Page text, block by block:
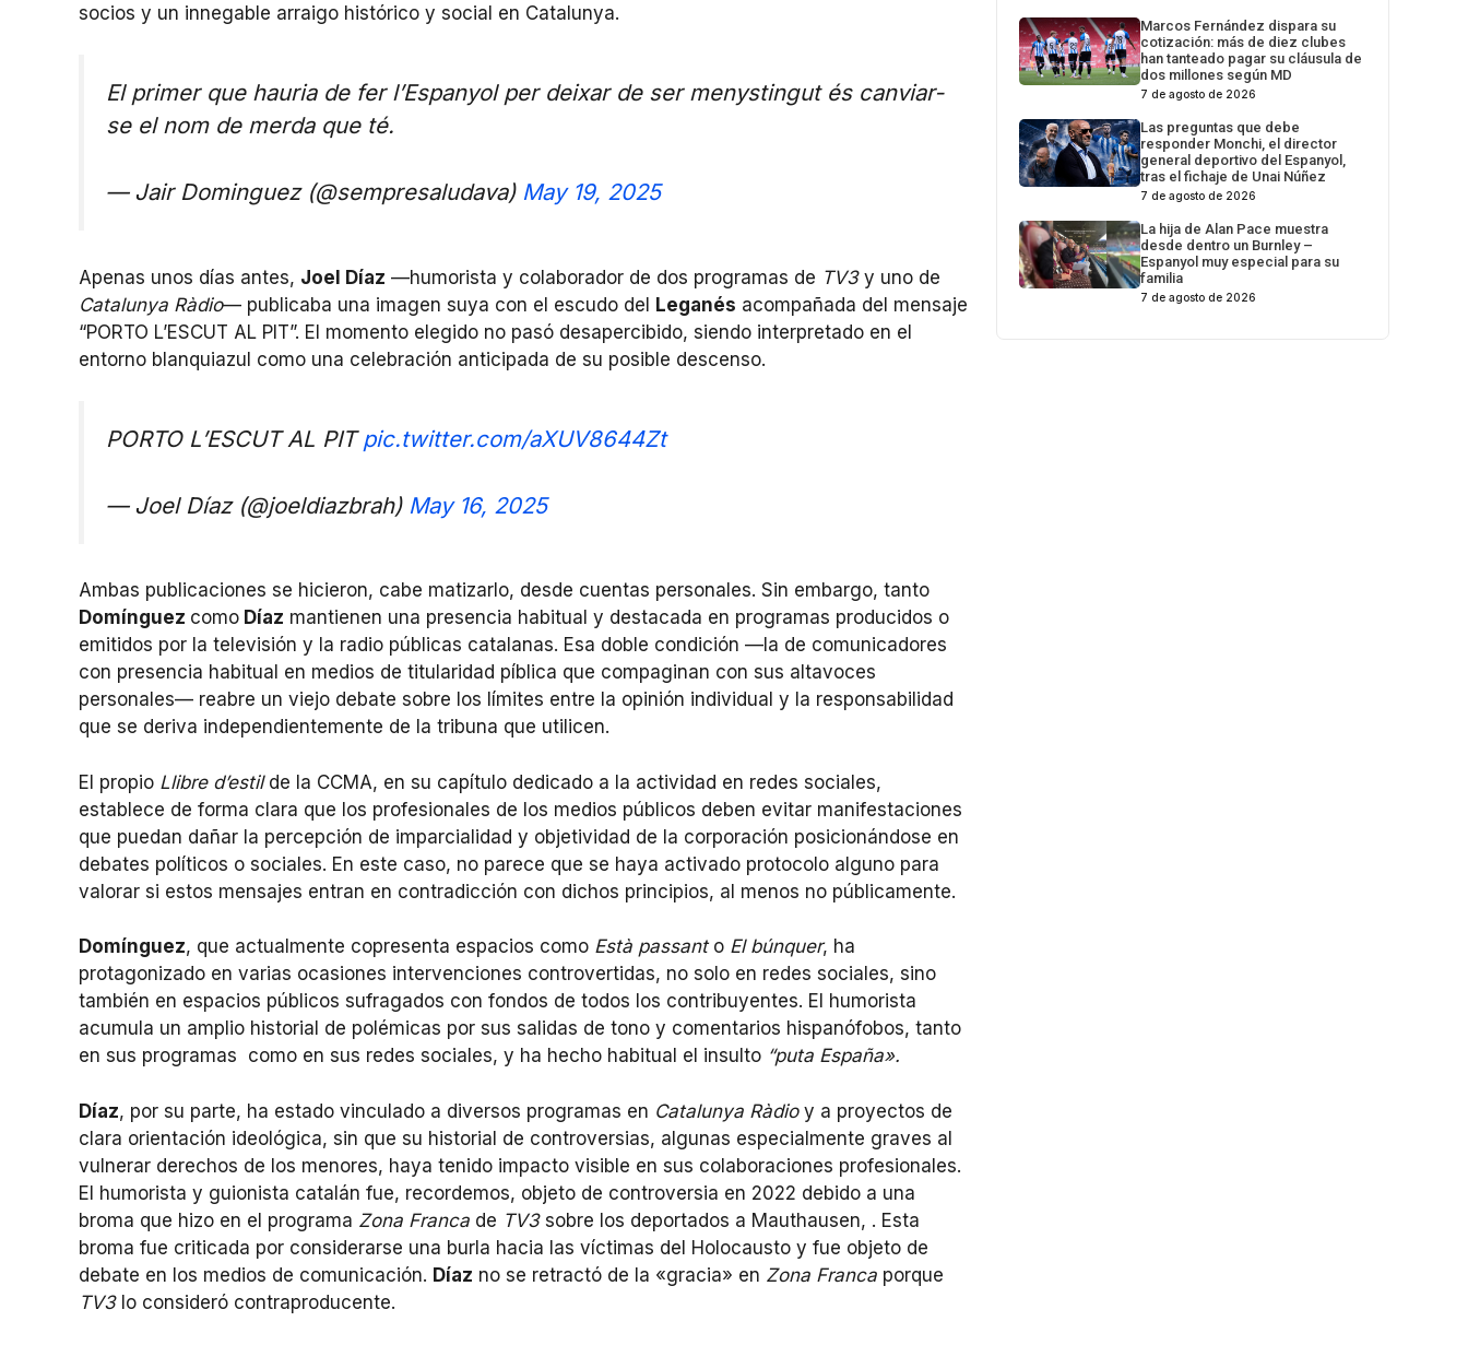
socios y un innegable arraigo histórico y social en Catalunya.
El primer que hauria de fer l’Espanyol per deixar de ser menystingut és canviar-
se el nom de merda que té.
— Jair Dominguez (@sempresaludava) May 19, 2025
Apenas unos días antes, Joel Díaz —humorista y colaborador de dos programas de TV3y uno de
Catalunya Ràdio— publicaba una imagen suya con el escudo del Leganés acompañada del mensaje
“PORTO L’ESCUT AL PIT”. El momento elegido no pasó desapercibido, siendo interpretado en el
entorno blanquiazul como una celebración anticipada de su posible descenso.
PORTO L’ESCUT AL PITpic.twitter.com/aXUV8644Zt
— Joel Díaz (@joeldiazbrah) May 16, 2025
Ambas publicaciones se hicieron, cabe matizarlo, desde cuentas personales. Sin embargo, tanto
Domínguez como Díaz mantienen una presencia habitual y destacada en programas producidos o
emitidos por la televisión y la radio públicas catalanas. Esa doble condición —la de comunicadores
con presencia habitual en medios de titularidad píblica que compaginan con sus altavoces
personales— reabre un viejo debate sobre los límites entre la opinión individual y la responsabilidad
que se deriva independientemente de la tribuna que utilicen.
El propio Llibre d’estilde la CCMA, en su capítulo dedicado a la actividad en redes sociales,
establece de forma clara que los profesionales de los medios públicos deben evitar manifestaciones
que puedan dañar la percepción de imparcialidad y objetividad de la corporación posicionándose en
debates políticos o sociales. En este caso, no parece que se haya activado protocolo alguno para
valorar si estos mensajes entran en contradicción con dichos principios, al menos no públicamente.
Domínguez, que actualmente copresenta espacios como Està passanto El búnquer, ha
protagonizado en varias ocasiones intervenciones controvertidas, no solo en redes sociales, sino
también en espacios públicos sufragados con fondos de todos los contribuyentes. El humorista
acumula un amplio historial de polémicas por sus salidas de tono y comentarios hispanófobos, tanto
en sus programas como en sus redes sociales, y ha hecho habitual el insulto “puta España».
Díaz, por su parte, ha estado vinculado a diversos programas en Catalunya Ràdioy a proyectos de
clara orientación ideológica, sin que su historial de controversias, algunas especialmente graves al
vulnerar derechos de los menores, haya tenido impacto visible en sus colaboraciones profesionales.
El humorista y guionista catalán fue, recordemos, objeto de controversia en 2022 debido a una
broma que hizo en el programa Zona Franca de TV3sobre los deportados a Mauthausen, . Esta
broma fue criticada por considerarse una burla hacia las víctimas del Holocausto y fue objeto de
debate en los medios de comunicación. Díaz no se retractó de la «gracia» en Zona Franca porque
TV3lo consideró contraproducente.
Marcos Fernández dispara su
cotización: más de diez clubes
han tanteado pagar su cláusula de
dos millones según MD
7 de agosto de 2026
Las preguntas que debe
responder Monchi, el director
general deportivo del Espanyol,
tras el fichaje de Unai Núñez
7 de agosto de 2026
La hija de Alan Pace muestra
desde dentro un Burnley –
Espanyol muy especial para su
familia
7 de agosto de 2026